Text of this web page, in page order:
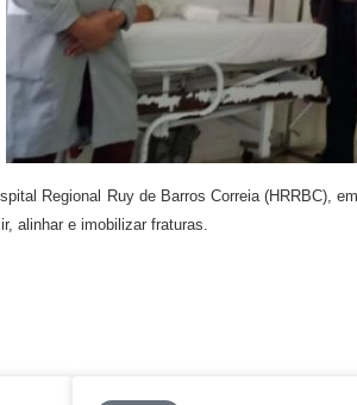
Regional Ruy de Barros Correia (HRRBC),
alinhar e imobilizar fraturas.